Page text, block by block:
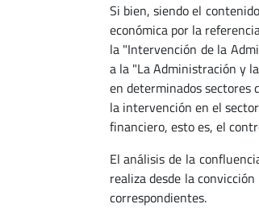
Si bien, siendo el
económica por la
la "Intervención de la
a la "La Administración y
en determinados sectores
la intervención en el
financiero, esto es, el
El análisis de la
realiza desde la
correspondientes.